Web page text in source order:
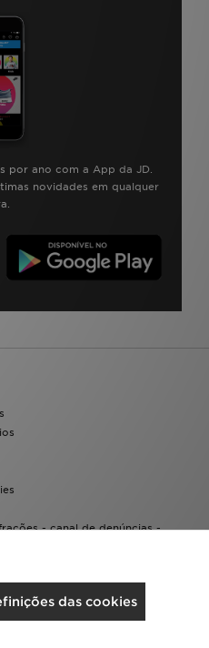
por ano com a App da JD.
novidades em qualquer
- canal de denúncias -
métodos de pagamento
das cookies